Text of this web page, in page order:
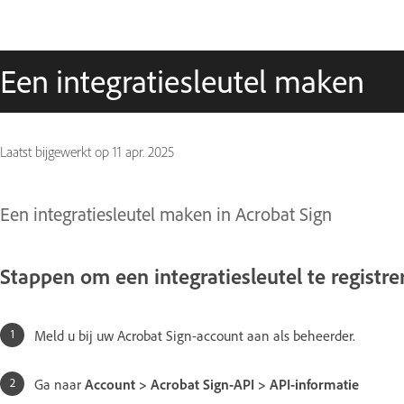
Een integratiesleutel maken
Laatst bijgewerkt op 11 apr. 2025
Een integratiesleutel maken in Acrobat Sign
Stappen om een integratiesleutel te
Meld u bij uw Acrobat Sign-account aan als beheerder.
Ga naar Account > Acrobat Sign-API > API-informatie